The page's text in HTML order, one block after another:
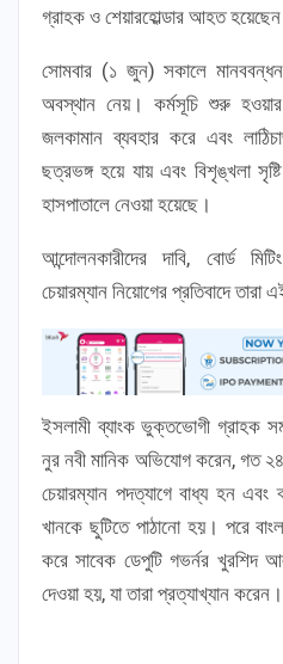
গ্রাহক ও শেয়ারহোল্ডার আহত
সোমবার (১ জুন) সকালে
অবস্থান নেয়। কর্মসূচি শুরু
জলকামান ব্যবহার করে এবং
ছত্রভঙ্গ হয়ে যায় এবং বিশৃঙ্খলা
হাসপাতালে নেওয়া হয়েছে।
আন্দোলনকারীদের দাবি, বোর্ড
চেয়ারম্যান নিয়োগের প্রতিবাদে
ইসলামী ব্যাংক ভুক্তভোগী গ্রাহক
নুর নবী মানিক অভিযোগ করেন, গত ২৪
চেয়ারম্যান পদত্যাগে বাধ্য হন
খানকে ছুটিতে পাঠানো হয়। পরে
করে সাবেক ডেপুটি গভর্নর খুরশিদ
দেওয়া হয়, যা তারা প্রত্যাখ্যান করেন।